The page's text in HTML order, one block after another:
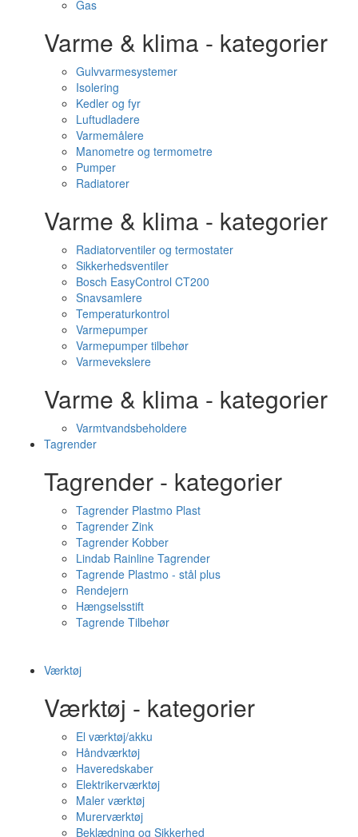
Gas
Varme & klima - kategorier
Gulvvarmesystemer
Isolering
Kedler og fyr
Luftudladere
Varmemålere
Manometre og termometre
Pumper
Radiatorer
Varme & klima - kategorier
Radiatorventiler og termostater
Sikkerhedsventiler
Bosch EasyControl CT200
Snavsamlere
Temperaturkontrol
Varmepumper
Varmepumper tilbehør
Varmevekslere
Varme & klima - kategorier
Varmtvandsbeholdere
Tagrender
Tagrender - kategorier
Tagrender Plastmo Plast
Tagrender Zink
Tagrender Kobber
Lindab Rainline Tagrender
Tagrende Plastmo - stål plus
Rendejern
Hængselsstift
Tagrende Tilbehør
Værktøj
Værktøj - kategorier
El værktøj/akku
Håndværktøj
Haveredskaber
Elektrikerværktøj
Maler værktøj
Murerværktøj
Beklædning og Sikkerhed